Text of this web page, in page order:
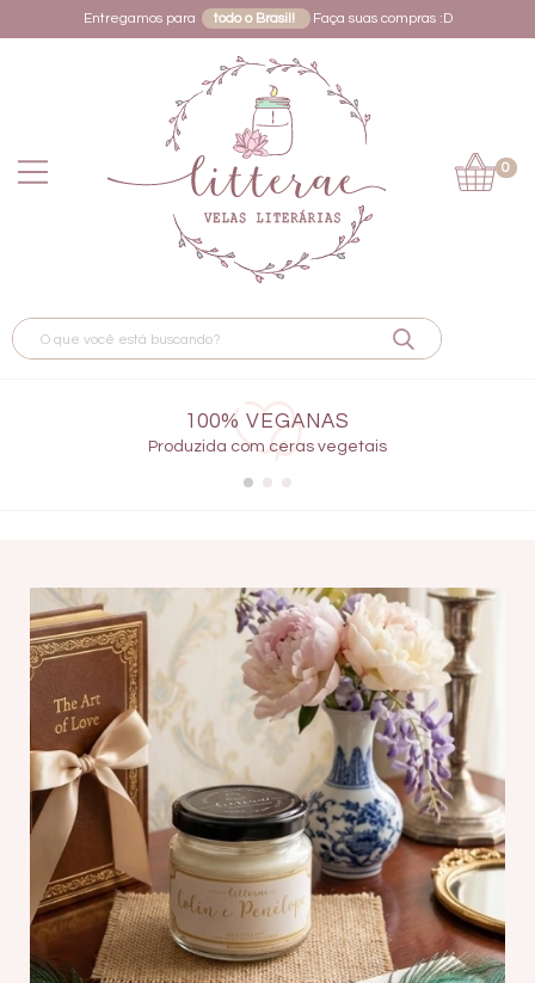
Entregamos para todo o Brasil! Faça suas compras :D
0
100% VEGANAS
Produzida com ceras vegetais